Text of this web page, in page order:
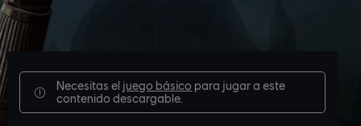
Necesitas el juego básico para jugar a este
contenido descargable.